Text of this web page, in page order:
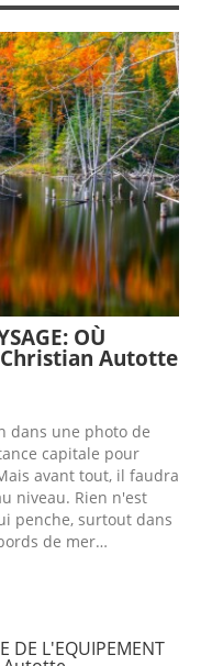
OÙ
Christian Autotte
dans une photo de
capitale pour
avant tout, il faudra
niveau. Rien n'est
penche, surtout dans
de mer…
DE L'EQUIPEMENT